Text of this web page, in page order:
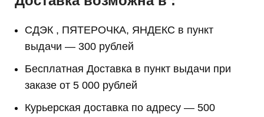
СДЭК , ПЯТЕРОЧКА, ЯНДЕКС в пункт
выдачи — 300 рублей
Бесплатная Доставка в пункт выдачи при
заказе от 5 000 рублей
Курьерская доставка по адресу — 500